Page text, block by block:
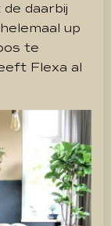
daarbij
up
te
Flexa al